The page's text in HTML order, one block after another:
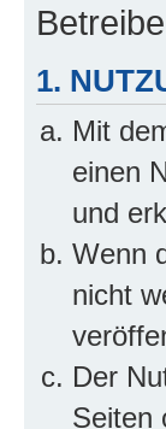
1.
Mit
einen
und
Wenn
nicht
Der
Seiten